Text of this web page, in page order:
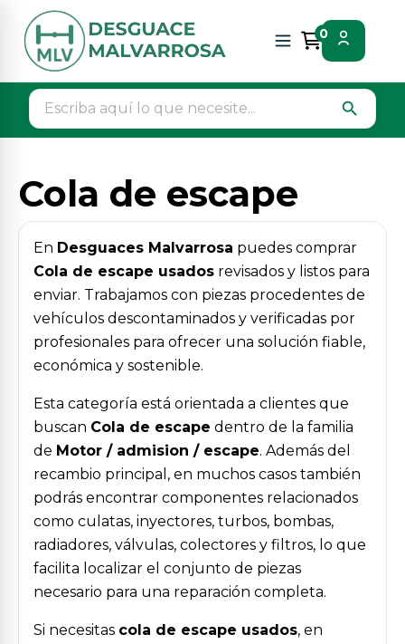
0
search
Inicio Piezas vehículos
Motor / admision / escape
Cola de escape
Cola de escape
En Desguaces Malvarrosa puedes comprar
Cola de escape usados revisados y listos para
enviar. Trabajamos con piezas procedentes de
vehículos descontaminados y verificadas por
profesionales para ofrecer una solución fiable,
económica y sostenible.
Esta categoría está orientada a clientes que
buscan Cola de escape dentro de la familia
de Motor / admision / escape. Además del
recambio principal, en muchos casos también
podrás encontrar componentes relacionados
como culatas, inyectores, turbos, bombas,
radiadores, válvulas, colectores y filtros, lo que
facilita localizar el conjunto de piezas
necesario para una reparación completa.
Si necesitas cola de escape usados, en